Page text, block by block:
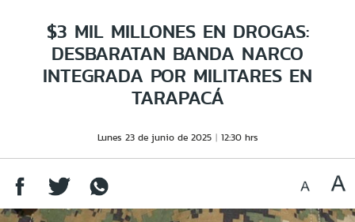
$3 MIL MILLONES EN DROGAS:
DESBARATAN BANDA NARCO
INTEGRADA POR MILITARES EN
TARAPACÁ
Lunes 23 de junio de 2025 12:30 hrs